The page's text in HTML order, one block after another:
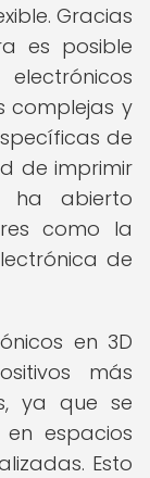
Gracias
es posible
complejas y
de
de imprimir
ha abierto
como la
de
en 3D
más
ya que se
espacios
Esto